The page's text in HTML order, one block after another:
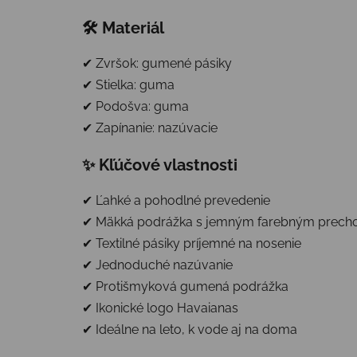
🛠 Materiál
✔ Zvršok: gumené pásiky
✔ Stielka: guma
✔ Podošva: guma
✔ Zapínanie: nazúvacie
✨ Kľúčové vlastnosti
✔ Ľahké a pohodlné prevedenie
✔ Mäkká podrážka s jemným farebným
✔ Textilné pásiky príjemné na nosenie
✔ Jednoduché nazúvanie
✔ Protišmyková gumená podrážka
✔ Ikonické logo Havaianas
✔ Ideálne na leto, k vode aj na doma